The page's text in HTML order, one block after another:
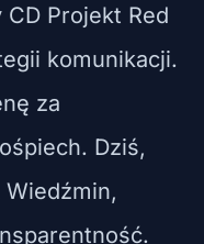
CD Projekt Red
komunikacji.
za
Dziś,